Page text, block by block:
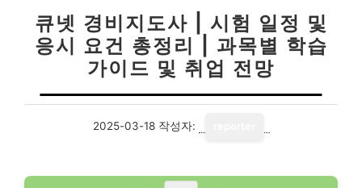
큐넷 경비지도사 | 시험 일정 및
응시 요건 총정리 | 과목별 학습
가이드 및 취업 전망
2025-03-18 작성자: